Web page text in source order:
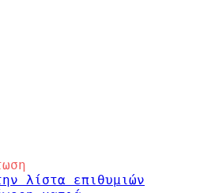
λίστα επιθυμιών